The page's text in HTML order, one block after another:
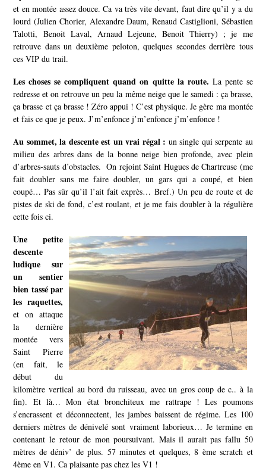
et en montée assez douce. Ca va très vite devant, faut dire qu’il y a du
lourd (Julien Chorier, Alexandre Daum, Renaud Castiglioni, Sébastien
Talotti, Benoit Laval, Arnaud Lejeune, Benoit Thierry) ; je me
retrouve dans un deuxième peloton, quelques secondes derrière tous
ces VIP du trail.
Les choses se compliquent quand on quitte la route. La pente se
redresse et on retrouve un peu la même neige que le samedi : ça brasse,
ça brasse et ça brasse ! Zéro appui ! C’est physique. Je gère ma montée
et fais ce que je peux. J’m’enfonce j’m’enfonce j’m’enfonce !
Au sommet, la descente est un vrai régal : un single qui serpente au
milieu des arbres dans de la bonne neige bien profonde, avec plein
d’arbres-sauts d’obstacles. On rejoint Saint Hugues de Chartreuse (me
fait doubler sans me faire doubler, un gars qui a coupé, et bien
coupé… Pas sûr qu’il l’ait fait exprès… Bref.) Un peu de route et de
pistes de ski de fond, c’est roulant, et je me fais doubler à la régulière
cette fois ci.
Une petite
descente
ludique sur
un sentier
bien tassé par
les raquettes,
et on attaque
la dernière
montée vers
Saint Pierre
(en fait, le
début du
kilomètre vertical au bord du ruisseau, avec un gros coup de c.. à la
fin). Et là… Mon état bronchiteux me rattrape ! Les poumons
s’encrassent et déconnectent, les jambes baissent de régime. Les 100
derniers mètres de dénivelé sont vraiment laborieux… Je termine en
contenant le retour de mon poursuivant. Mais il aurait pas fallu 50
mètres de déniv’ de plus. 57 minutes et quelques, 8 ème scratch et
4ème en V1. Ca plaisante pas chez les V1 !